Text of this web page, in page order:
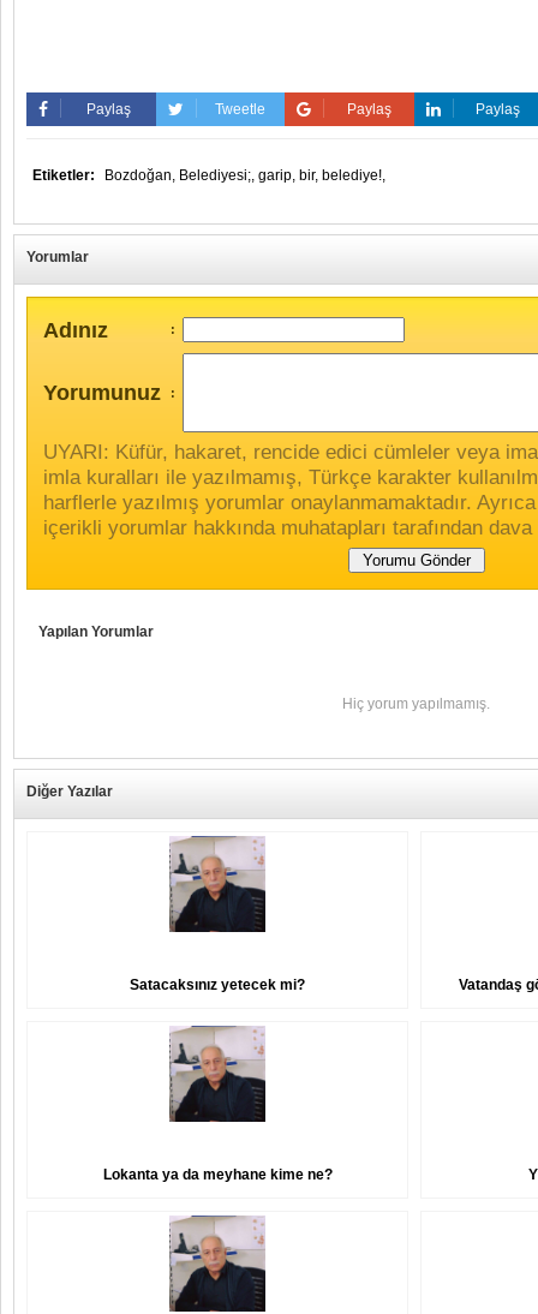
Paylaş Tweetle Paylaş Paylaş
Etiketler: Bozdoğan, Belediyesi;, garip, bir, belediye!,
Yorumlar
Adınız :
Yorumunuz :
UYARI: Küfür, hakaret, rencide edici cümleler veya
imla kuralları ile yazılmamış, Türkçe karakter
harflerle yazılmış yorumlar onaylanmamaktadır.
içerikli yorumlar hakkında muhatapları tarafından
Yapılan Yorumlar
Hiç yorum yapılmamış.
Diğer Yazılar
Satacaksınız yetecek mi? Vatandaş
Lokanta ya da meyhane kime ne?